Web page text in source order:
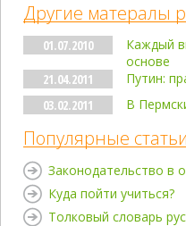
Другие матералы
01.07.2010
Каждый
основе
21.04.2011
Путин:
03.02.2011
В
Популярные
Законодательство в
Куда пойти учиться?
Толковый словарь